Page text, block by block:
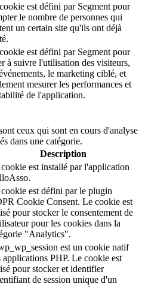
est défini par Segment pour
le nombre de personnes qui
un certain site qu'ils ont déjà
est défini par Segment pour
à suivre l'utilisation des visiteurs,
le marketing ciblé, et
mesurer les performances et
de l'application.
ceux qui sont en cours d'analyse
dans une catégorie.
Description
est installé par l'application
est défini par le plugin
Cookie Consent. Le cookie est
pour stocker le consentement de
pour les cookies dans la
"Analytics".
est un cookie natif
applications PHP. Le cookie est
pour stocker et identifier
de session unique d'un